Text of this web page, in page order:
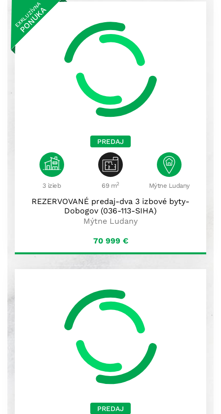
EXKLUZÍVNA
PONUKA
PREDAJ
3 izieb 69 m2 Mýtne Ludany
REZERVOVANÉ predaj-dva 3 izbové byty-
Dobogov (036-113-SIHA)
Mýtne Ludany
70 999 €
PREDAJ